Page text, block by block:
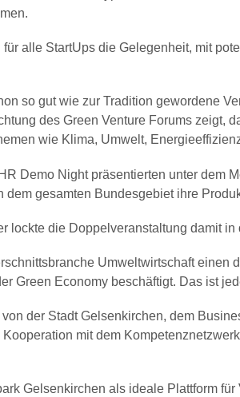
für alle StartUps die Gelegenheit, mit
so gut wie zur Tradition gewordene
des Green Venture Forums zeigt,
wie Klima, Umwelt,
Demo Night präsentierten unter dem
gesamten Bundesgebiet ihre
lockte die Doppelveranstaltung damit in
Umweltwirtschaft
Green Economy beschäftigt. Das ist
der Stadt Gelsenkirchen, dem
mit dem
Gelsenkirchen als ideale Plattform